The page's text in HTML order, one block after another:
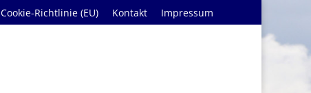
Cookie-Richtlinie (EU) Kontakt Impressum